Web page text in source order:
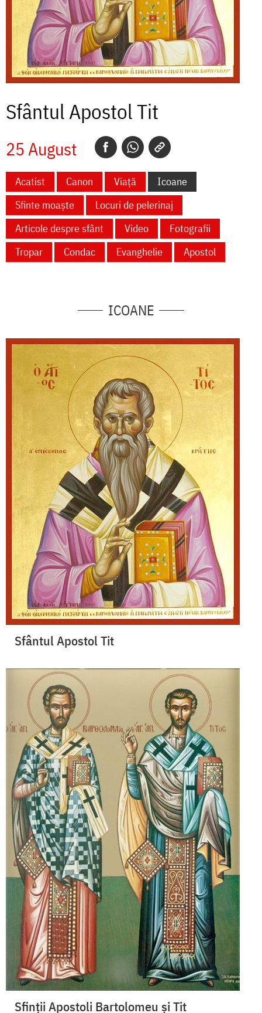
Sfântul Apostol Tit
25 August
Acatist Canon Viață
Icoane
Sfinte moaște
Locuri de pelerinaj
Articole despre sfânt
Video
Fotografii
Tropar
Condac Evanghelie Apostol
ICOANE
Sfântul Apostol Tit
Sfinții Apostoli Bartolomeu și Tit